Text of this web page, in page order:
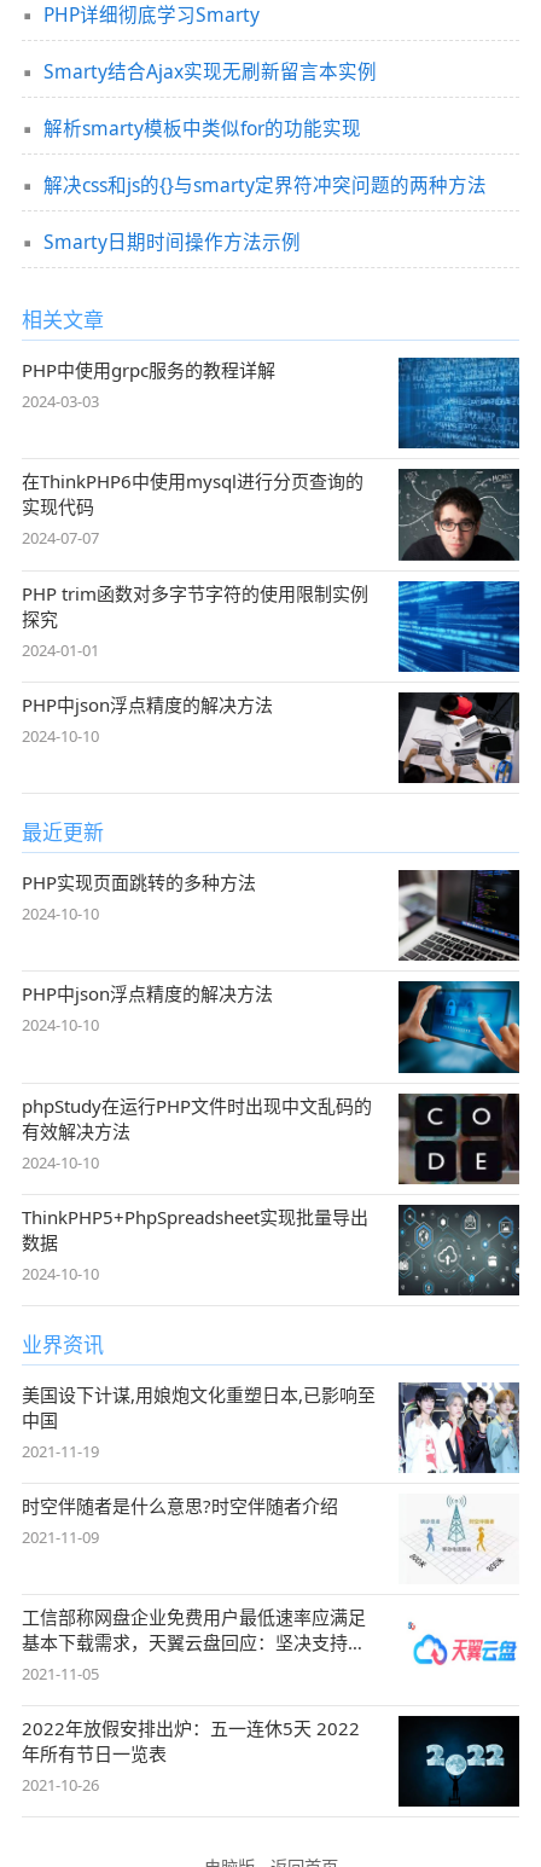
PHP详细彻底学习Smarty
Smarty结合Ajax实现无刷新留言本实例
解析smarty模板中类似for的功能实现
解决css和js的{}与smarty定界符冲突问题的两种方法
Smarty日期时间操作方法示例
相关文章
PHP中使用grpc服务的教程详解
2024-03-03
在ThinkPHP6中使用mysql进行分页查询的
实现代码
2024-07-07
PHP trim函数对多字节字符的使用限制实例
探究
2024-01-01
PHP中json浮点精度的解决方法
2024-10-10
最近更新
PHP实现页面跳转的多种方法
2024-10-10
PHP中json浮点精度的解决方法
2024-10-10
phpStudy在运行PHP文件时出现中文乱码的
有效解决方法
2024-10-10
ThinkPHP5+PhpSpreadsheet实现批量导出
数据
2024-10-10
业界资讯
美国设下计谋,用娘炮文化重塑日本,已影响至
中国
2021-11-19
时空伴随者是什么意思?时空伴随者介绍
2021-11-09
工信部称网盘企业免费用户最低速率应满足
基本下载需求，天翼云盘回应：坚决支持，
始终
2021-11-05
2022年放假安排出炉：五一连休5天 2022
年所有节日一览表
2021-10-26